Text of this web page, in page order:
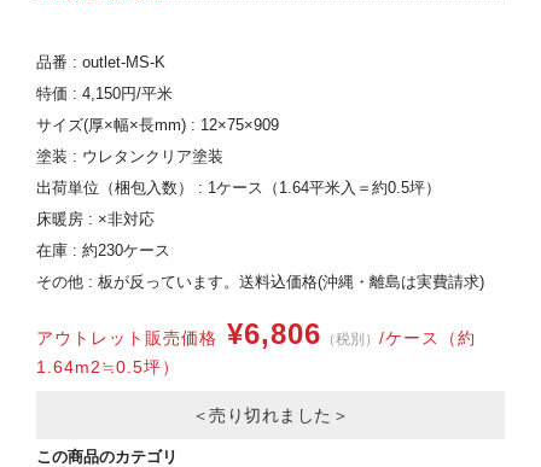
品番 : outlet-MS-K
特価 : 4,150円/平米
サイズ(厚×幅×長mm) : 12×75×909
塗装 : ウレタンクリア塗装
出荷単位（梱包入数） : 1ケース（1.64平米入＝約0.5坪）
床暖房 : ×非対応
在庫 : 約230ケース
その他 : 板が反っています。送料込価格(沖縄・離島は実費請求)
アウトレット販売価格 ¥6,806 （税別） /ケース（約
1.64m2≒0.5坪）
＜売り切れました＞
この商品のカテゴリ